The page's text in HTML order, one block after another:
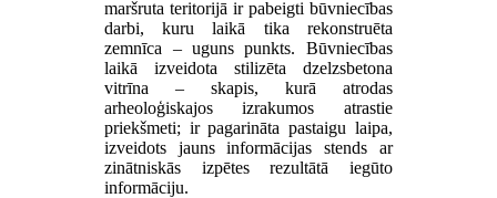
maršruta teritorijā ir pabeigti būvniecības
darbi, kuru laikā tika rekonstruēta
zemnīca – uguns punkts. Būvniecības
laikā izveidota stilizēta dzelzsbetona
vitrīna – skapis, kurā atrodas
arheoloģiskajos izrakumos atrastie
priekšmeti; ir pagarināta pastaigu laipa,
izveidots jauns informācijas stends ar
zinātniskās izpētes rezultātā iegūto
informāciju.